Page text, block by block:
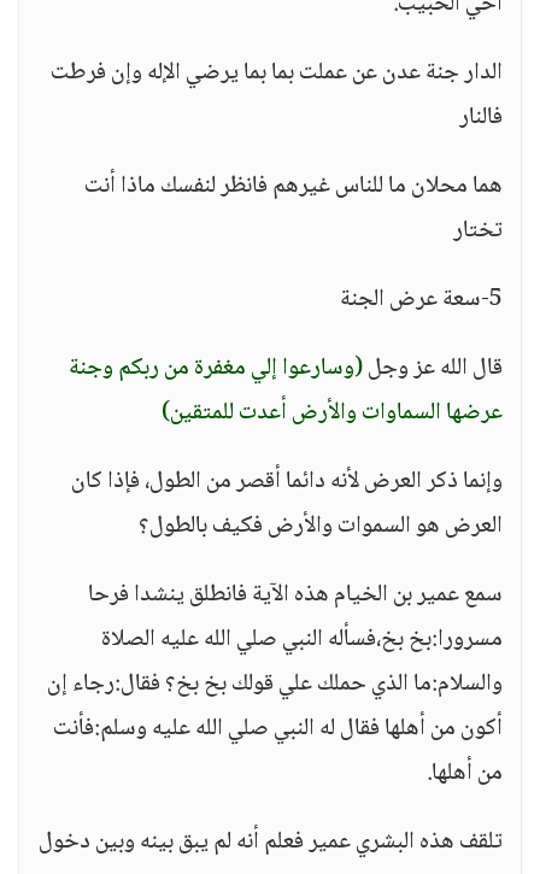
الدار جنة عدن عن عملت بما بما يرضي الإله وإن فرطت
فالنار
هما محلان ما للناس غيرهم فانظر لنفسك ماذا أنت
تختار
5-سعة عرض الجنة
قال الله عز وجل(وسارعوا إلي مغفرة من ربكم وجنة
عرضها السماوات والأرض أعدت للمتقين)
وإنما ذكر العرض لأنه دائما أقصر من الطول، فإذا كان
العرض هو السموات والأرض فكيف بالطول؟
سمع عمير بن الخيام هذه الآية فانطلق ينشدا فرحا
مسرورا:بخ بخ،فسأله النبي صلي الله عليه الصلاة
والسلام:ما الذي حملك علي قولك بخ بخ؟ فقال:رجاء إن
أكون من أهلها فقال له النبي صلي الله عليه وسلم:فأنت
من أهلها.
تلقف هذه البشري عمير فعلم أنه لم يبق بينه وبين دخول